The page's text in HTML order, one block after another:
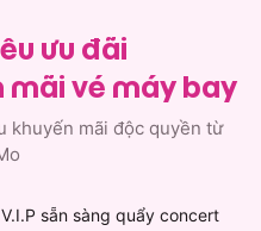
vậy, khi đặt vé máy bay
có cơ hội nhận thêm
ngờ. Việc quản lý hành
hơn khi thông tin vé
được lưu ngay trong
MoMo còn có vô vàn
ưu đãi
mãi vé máy bay
khuyến mãi độc quyền từ
V.I.P sẵn sàng quẩy concert